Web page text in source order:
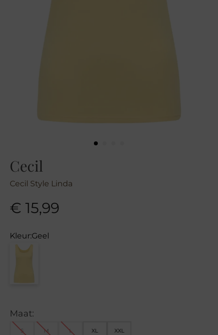
Cecil
Cecil Style Linda
€ 15,99
Kleur:Geel
Maat:
S M L XL XXL